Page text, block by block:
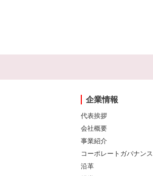
企業情報
代表挨拶
会社概要
事業紹介
コーポレートガバナンス
沿革